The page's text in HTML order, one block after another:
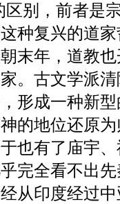
区别，前者
种复兴的道
末年，道教
。古文学派
形成一种新
的地位还原
也有了庙宇
完全看不出
从印度经过